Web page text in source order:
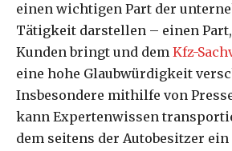
einen wichtigen Part der
Tätigkeit darstellen – einen
Kunden bringt und dem Kfz-
eine hohe Glaubwürdigkeit
Insbesondere mithilfe von
kann Expertenwissen
dem seitens der Autobesitzer